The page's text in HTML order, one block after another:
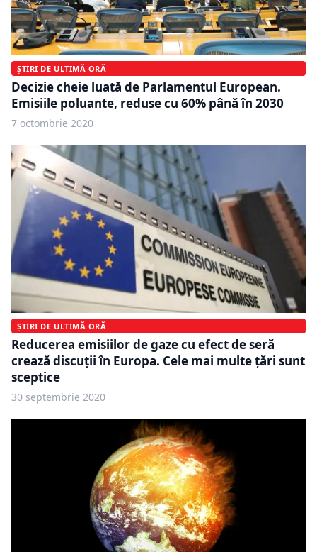
ȘTIRI DE ULTIMĂ ORĂ
Decizie cheie luată de Parlamentul European.
Emisiile poluante, reduse cu 60% până în 2030
7 octombrie 2020
ȘTIRI DE ULTIMĂ ORĂ
Reducerea emisiilor de gaze cu efect de seră
crează discuții în Europa. Cele mai multe țări sunt
sceptice
30 septembrie 2020